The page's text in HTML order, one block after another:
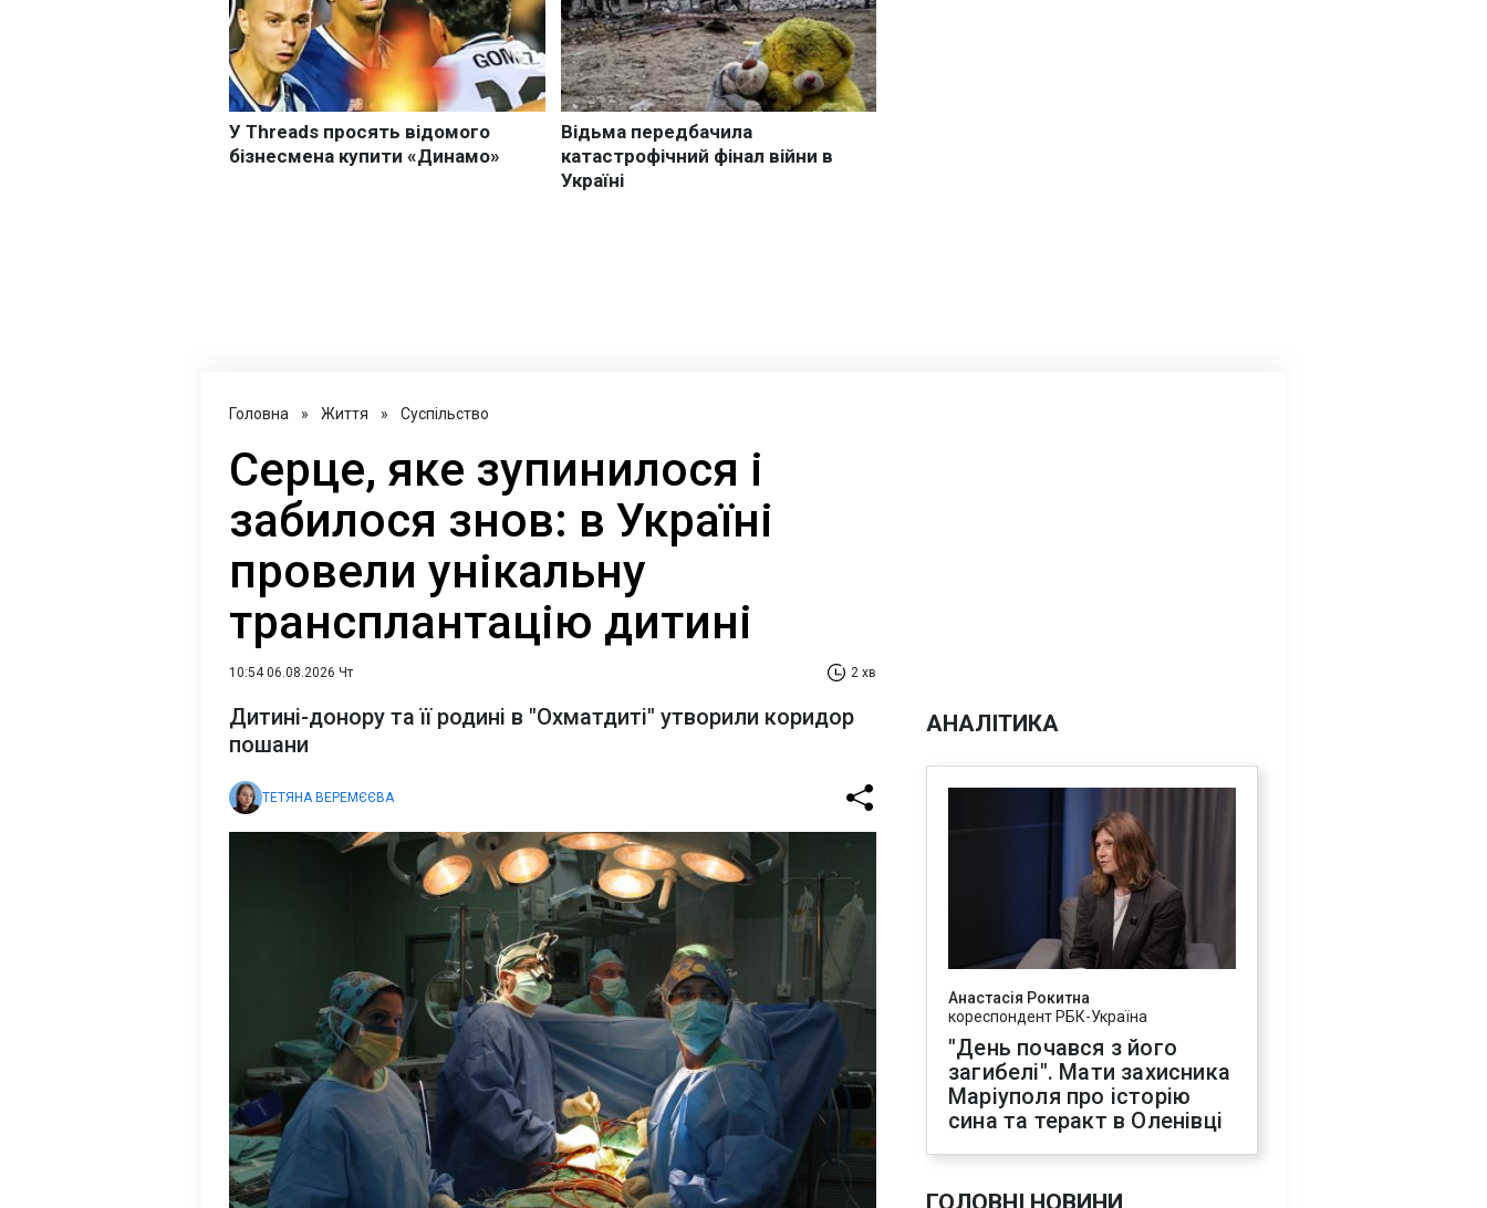
Головна » Життя » Суспільство
Серце, яке зупинилося і
забилося знов: в Україні
провели унікальну
трансплантацію дитині
10:54 06.08.2026 Чт 2 хв
Дитині-донору та її родині в "Охматдиті" утворили коридор
пошани
ТЕТЯНА ВЕРЕМЄЄВА
АНАЛІТИКА
Анастасія Рокитна
кореспондент РБК-Україна
"День почався з його
загибелі". Мати захисника
Маріуполя про історію
сина та теракт в Оленівці
ГОЛОВНІ НОВИНИ